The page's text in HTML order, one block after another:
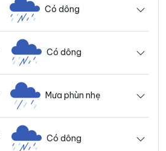
Có dông
Có dông
Mưa phùn nhẹ
Có dông